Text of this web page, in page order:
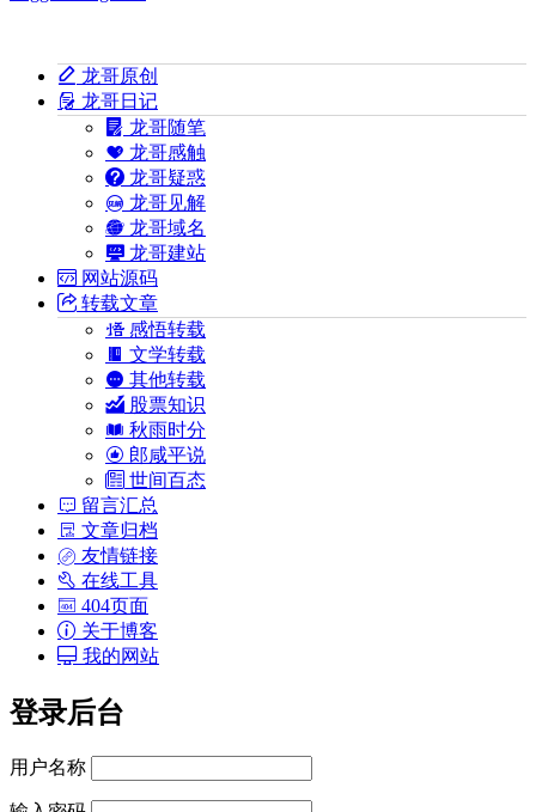
龙哥原创
龙哥日记
龙哥随笔
龙哥感触
龙哥疑惑
龙哥见解
龙哥域名
龙哥建站
网站源码
转载文章
感悟转载
文学转载
其他转载
股票知识
秋雨时分
郎咸平说
世间百态
留言汇总
文章归档
友情链接
在线工具
404页面
关于博客
我的网站
登录后台
用户名称